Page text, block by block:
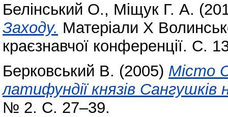
Белінський О., Міщук Г. А.
Заходу. Матеріали Х
краєзнавчої конференції. С.
Берковський В. (2005) Місто
латифундії князів Сангушків
№ 2. С. 27–39.